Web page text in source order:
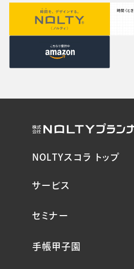
NOLTYスコラ トップ
サービス
セミナー
手帳甲子園